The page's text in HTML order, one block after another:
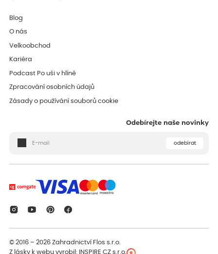
Blog
O nás
Velkoobchod
Kariéra
Podcast Po uši v hlíně
Zpracování osobních údajů
Zásady o používání souborů cookie
Odebírejte naše novinky
odebírat
© 2016 – 2026Zahradnictví Flos s.r.o.
Z lásky k webu vyrobil:
INSPIRE CZ s.r.o.